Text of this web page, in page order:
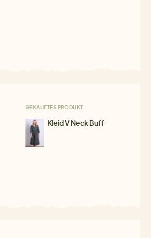
GEKAUFTES PRODUKT
Kleid V Neck Buff